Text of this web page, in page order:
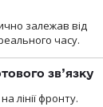
залежав від
часу.
зв’язку
лінії фронту.